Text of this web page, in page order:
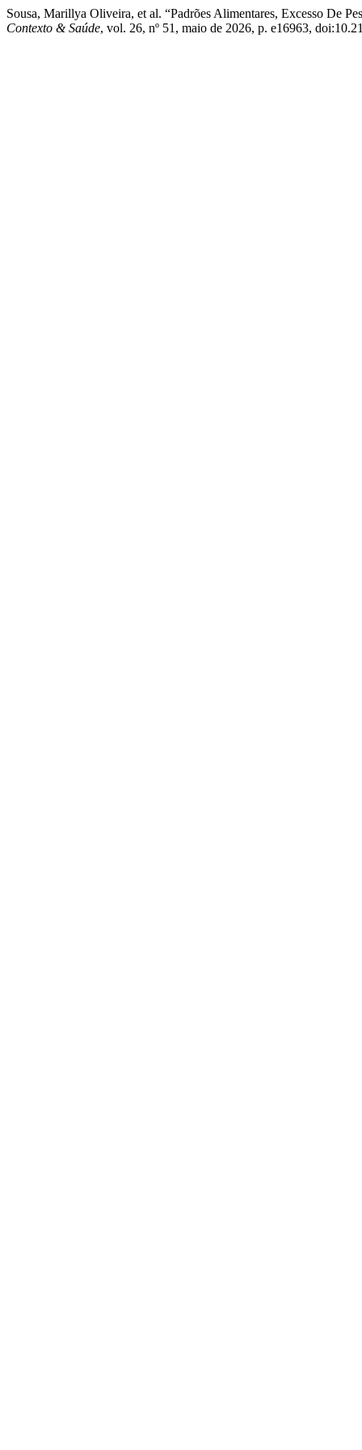
Sousa, Marillya Oliveira, et al. “Padrões Alimentares, Excesso De
Contexto & Saúde, vol. 26, nº 51, maio de 2026, p. e16963,